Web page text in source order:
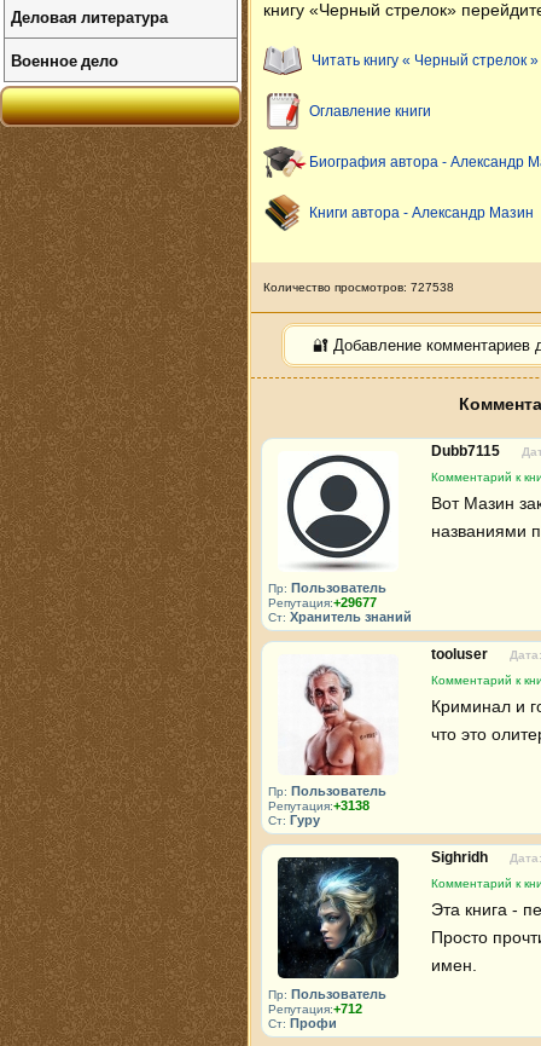
книгу «Черный стрелок»
Читать книгу « Черный стрелок »
Оглавление книги
Биография автора - Александр
Книги автора - Александр Мазин
Количество просмотров: 727538
🔐 Добавление комментариев
Пр: Пользователь
Репутация:+29677
Ст: Хранитель знаний
Dubb7115
Комментарий к
Вот Мазин
названиями
Пр: Пользователь
Репутация:+3138
Ст: Гуру
tooluser
Комментарий к
Криминал и
что это
Пр: Пользователь
Репутация:+712
Ст: Профи
Sighridh
Комментарий к
Эта книга -
Просто
имен.
Деловая литература
Военное дело